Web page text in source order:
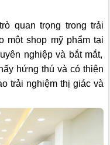
quan trọng trong trải
một shop mỹ phẩm tại
nghiệp và bắt mắt,
hứng thú và có thiện
trải nghiệm thị giác và